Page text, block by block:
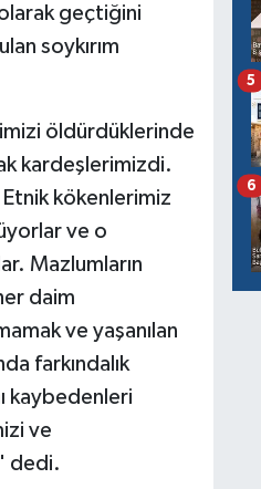
geçtiğini
soykırım
öldürdüklerinde
kardeşlerimizdi.
kökenlerimiz
ve o
Mazlumların
daim
ve yaşanılan
farkındalık
kaybedenleri
ve
dedi.
5
6